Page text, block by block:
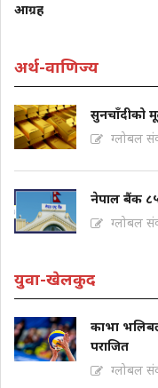
आग्रह
अर्थ-वाणिज्य
सुनचाँदीको
ग्लोबल
नेपाल बैंक ८५
ग्लोबल
युवा-खेलकुद
काभा
पराजित
ग्लोबल